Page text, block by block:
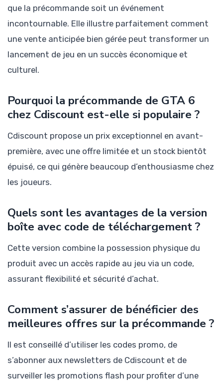
que la précommande soit un événement
incontournable. Elle illustre parfaitement comment
une vente anticipée bien gérée peut transformer un
lancement de jeu en un succès économique et
culturel.
Pourquoi la précommande de GTA 6
chez Cdiscount est-elle si populaire ?
Cdiscount propose un prix exceptionnel en avant-
première, avec une offre limitée et un stock bientôt
épuisé, ce qui génère beaucoup d’enthousiasme chez
les joueurs.
Quels sont les avantages de la version
boîte avec code de téléchargement ?
Cette version combine la possession physique du
produit avec un accès rapide au jeu via un code,
assurant flexibilité et sécurité d’achat.
Comment s’assurer de bénéficier des
meilleures offres sur la précommande ?
Il est conseillé d’utiliser les codes promo, de
s’abonner aux newsletters de Cdiscount et de
surveiller les promotions flash pour profiter d’une